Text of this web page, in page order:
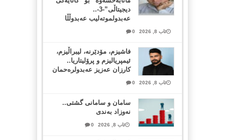
دیجیتاڵی”-3-..
عەبدولموتەلیب عەبدوڵڵا
ئاب 8, 2026 0
فاشیزم، مۆدێرنە، لیبراڵیزم،
ئیمپریالیزم و پرۆلیتاریا..
کارزان عەزیز عەبدولرەحمان
ئاب 8, 2026 0
سامان و سامانی گشتی..
نەوزاد بەندی
ئاب 8, 2026 0